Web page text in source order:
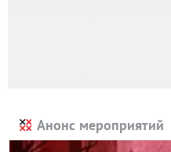
Анонс мероприятий